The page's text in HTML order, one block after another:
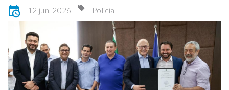
12 jun, 2026 Polícia